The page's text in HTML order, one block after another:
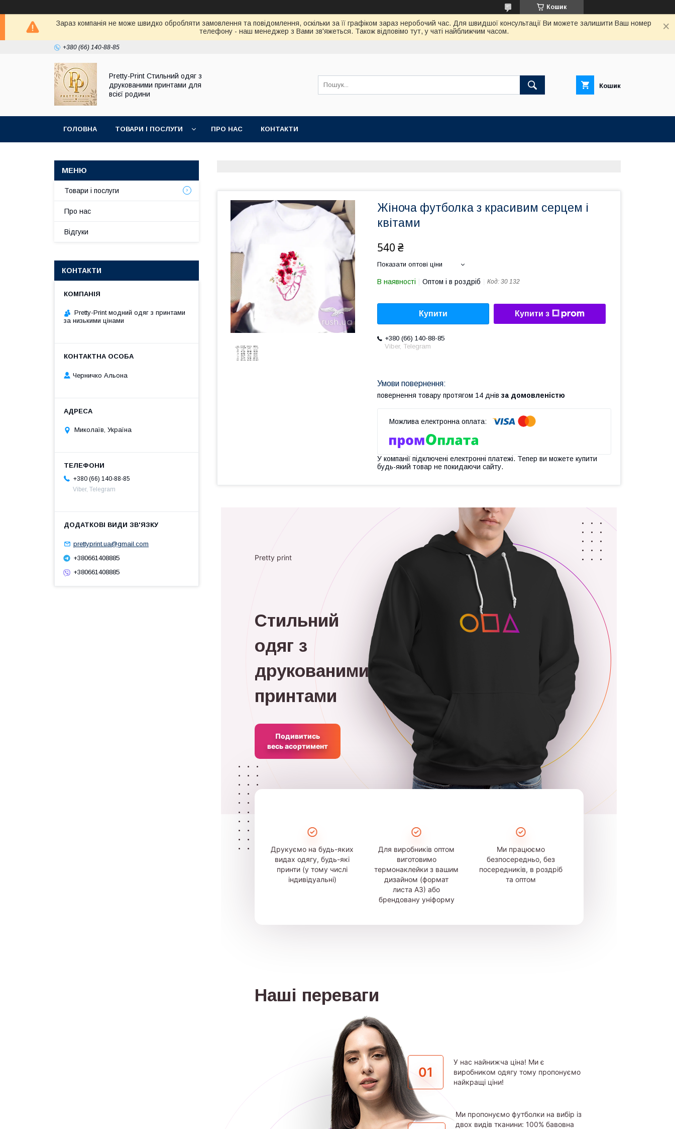
Кошик
Зараз компанія не може швидко обробляти замовлення та повідомлення, оскільки за її графіком зараз неробочий час. Для швидшої консультації Ви можете залишити Ваш номер
телефону - наш менеджер з Вами зв'яжеться. Також відповімо тут, у чаті найближчим часом.
+380 (66) 140-88-85
Pretty-Print Стильний одяг з
друкованими принтами для
всієї родини
Кошик
ГОЛОВНА ТОВАРИ І ПОСЛУГИ ПРО НАС КОНТАКТИ
Жіноча футболка з красивим серцем і
квітами
540 ₴
Показати оптові ціни
В наявності Оптом і в роздріб Код: 30 132
Купити Купити з
+380 (66) 140-88-85
Viber, Telegram
повернення товару протягом 14 днів за домовленістю
У компанії підключені електронні платежі. Тепер ви можете купити
будь-який товар не покидаючи сайту.
Pretty print
Стильний
одяг з
друкованими
принтами
Подивитись
весь асортимент
Друкуємо на будь-яких
видах одягу, будь-які
принти (у тому числі
індивідуальні)
Для виробників оптом
виготовимо
термонаклейки з вашим
дизайном (формат
листа А3) або
брендовану уніформу
Ми працюємо
безпосередньо, без
посередників, в роздріб
та оптом
Наші переваги
01
У нас найнижча ціна! Ми є
виробником одягу тому пропонуємо
найкращі ціни!
Ми пропонуємо футболки на вибір із
двох видів тканини: 100% бавовна
Товари і послуги
Про нас
Відгуки
КОНТАКТИ
Pretty-Print модний одяг з принтами
за низькими цінами
Черничко Альона
Миколаїв, Україна
+380 (66) 140-88-85
Viber, Telegram
prettyprint.ua@gmail.com
+380661408885
+380661408885